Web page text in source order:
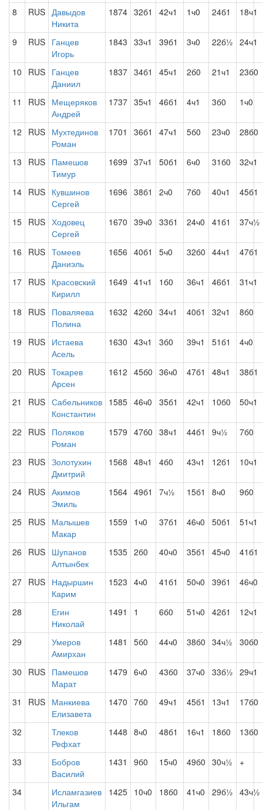
8 RUS Давыдов
Никита
1874 32б1 42ч1 1ч0 24б1 18ч1
9 RUS Ганцев
Игорь
1843 33ч1 39б1 3ч0 22б½ 24ч1
10 RUS Ганцев
Даниил
1837 34б1 45ч1 2б0 21ч1 23б0
11 RUS Мещеряков
Андрей
1737 35ч1 46б1 4ч1 3б0 1ч0
12 RUS Мухтединов
Роман
1701 36б1 47ч1 5б0 23ч0 28б0
13 RUS Памешов
Тимур
1699 37ч1 50б1 6ч0 31б0 32ч1
14 RUS Кувшинов
Сергей
1696 38б1 2ч0 7б0 40ч1 45б1
15 RUS Ходовец
Сергей
1670 39ч0 33б1 24ч0 41б1 37ч½
16 RUS Томеев
Даниэль
1656 40б1 5ч0 32б0 44ч1 47б1
17 RUS Красовский
Кирилл
1649 41ч1 1б0 36ч1 46б1 31ч1
18 RUS Поваляева
Полина
1632 42б0 34ч1 40б1 32ч1 8б0
19 RUS Истаева
Асель
1630 43ч1 3б0 39ч1 51б1 4ч0
20 RUS Токарев
Арсен
1612 45б0 36ч0 47б1 48ч1 38б1
21 RUS Сабельников
Константин
1585 46ч0 35б1 42ч1 10б0 50ч1
22 RUS Поляков
Роман
1579 47б0 38ч1 44б1 9ч½ 7б0
23 RUS Золотухин
Дмитрий
1568 48ч1 4б0 43ч1 12б1 10ч1
24 RUS Акимов
Эмиль
1564 49б1 7ч½ 15б1 8ч0 9б0
25 RUS Малышев
Макар
1559 1ч0 37б1 46ч0 50б1 51ч1
26 RUS Шупанов
Алтынбек
1535 2б0 40ч0 35б1 45ч0 41б1
27 RUS Надыршин
Карим
1523 4ч0 41б1 50ч0 39б1 46ч0
28
Егин
Николай
1491 1 6б0 51ч0 42б1 12ч1
29
Умеров
Амирхан
1481 5б0 44ч0 38б0 34ч½ 30б0
30 RUS Памешов
Марат
1479 6ч0 43б0 37ч0 33б½ 29ч1
31 RUS Манкиева
Елизавета
1470 7б0 49ч1 45б1 13ч1 17б0
32
Тлеков
Рефхат
1448 8ч0 48б1 16ч1 18б0 13б0
33
Бобров
Василий
1431 9б0 15ч0 49б0 30ч½ +
34
Исламгазиев
Ильгам
1425 10ч0 18б0 41ч0 29б½ 43ч½